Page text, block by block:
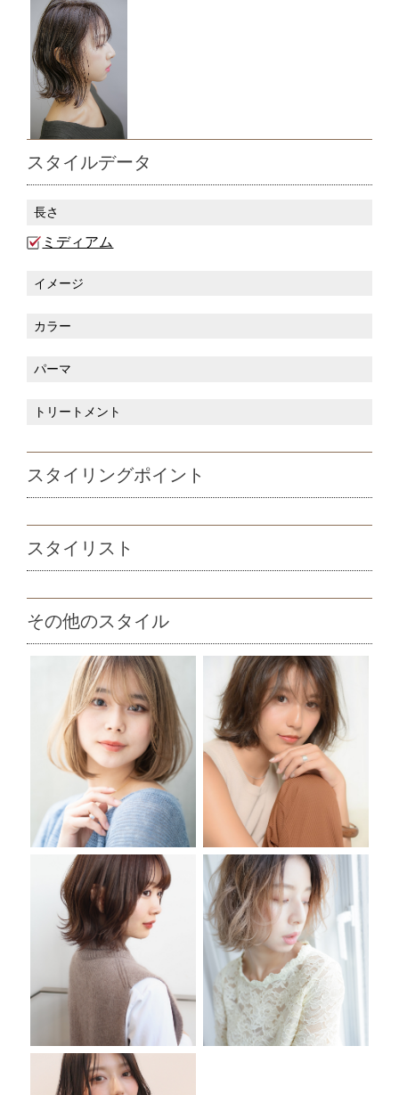
スタイルデータ
長さ
ミディアム
イメージ
カラー
パーマ
トリートメント
スタイリングポイント
スタイリスト
その他のスタイル